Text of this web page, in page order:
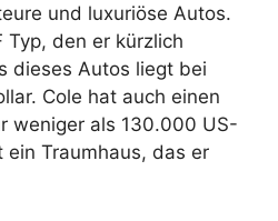
und luxuriöse Autos.
Typ, den er kürzlich
dieses Autos liegt bei
Cole hat auch einen
weniger als 130.000 US-
ein Traumhaus, das er